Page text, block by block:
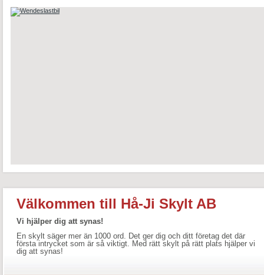
Välkommen till Hå-Ji Skylt AB
Vi hjälper dig att synas!
En skylt säger mer än 1000 ord. Det ger dig och ditt företag det där
första intrycket som är så viktigt. Med rätt skylt på rätt plats hjälper vi
dig att synas!